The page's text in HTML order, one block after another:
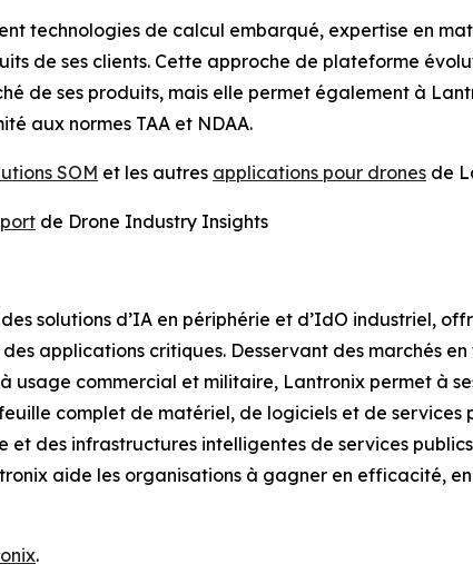
technologies de calcul embarqué, expertise en
de ses clients. Cette approche de plateforme
de ses produits, mais elle permet également à
aux normes TAA et NDAA.
SOM et les autres applications pour drones de
de Drone Industry Insights
solutions d’IA en périphérie et d’IdO industriel,
applications critiques. Desservant des marchés
usage commercial et militaire, Lantronix permet à
complet de matériel, de logiciels et de services
des infrastructures intelligentes de services
aide les organisations à gagner en efficacité,
.